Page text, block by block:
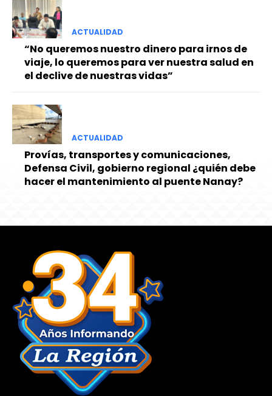
ACTUALIDAD
“No queremos nuestro dinero para irnos de
viaje, lo queremos para ver nuestra salud en
el declive de nuestras vidas”
ACTUALIDAD
Provías, transportes y comunicaciones,
Defensa Civil, gobierno regional ¿quién debe
hacer el mantenimiento al puente Nanay?